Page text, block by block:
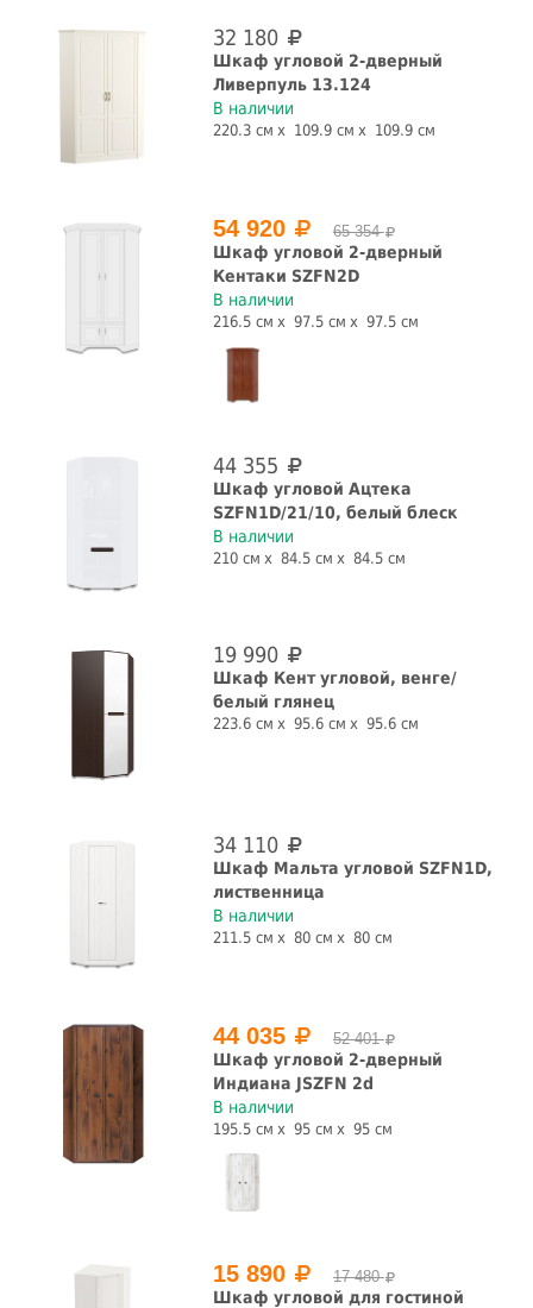
3 шт.
Наличие зеркала
да
Глянец
нет
Конструкция
Страна производства
СБРОСИТЬ ФИЛЬТРЫ
32 180
Шкаф угловой 2-дверный
Ливерпуль 13.124
В наличии
220.3 см 109.9 см 109.9 см
54 920 65 354
Шкаф угловой 2-дверный
Кентаки SZFN2D
В наличии
216.5 см 97.5 см 97.5 см
44 355
Шкаф угловой Ацтека
SZFN1D/21/10, белый блеск
В наличии
210 см 84.5 см 84.5 см
19 990
Шкаф Кент угловой, венге/
белый глянец
223.6 см 95.6 см 95.6 см
34 110
Шкаф Мальта угловой SZFN1D,
лиственница
В наличии
211.5 см 80 см 80 см
44 035 52 401
Шкаф угловой 2-дверный
Индиана JSZFN 2d
В наличии
195.5 см 95 см 95 см
15 890 17 480
Шкаф угловой для гостиной